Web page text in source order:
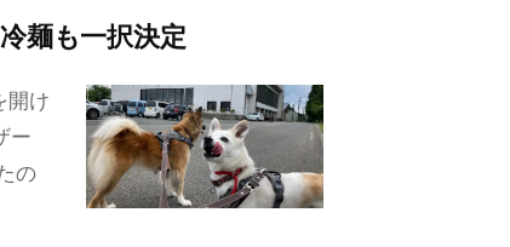
麺も一択決定
開け
ー
の